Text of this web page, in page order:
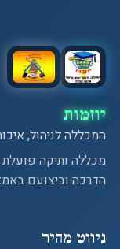
יוזמות
המכללה לניהול,
הדרכה וביצועם
ניווט מהיר